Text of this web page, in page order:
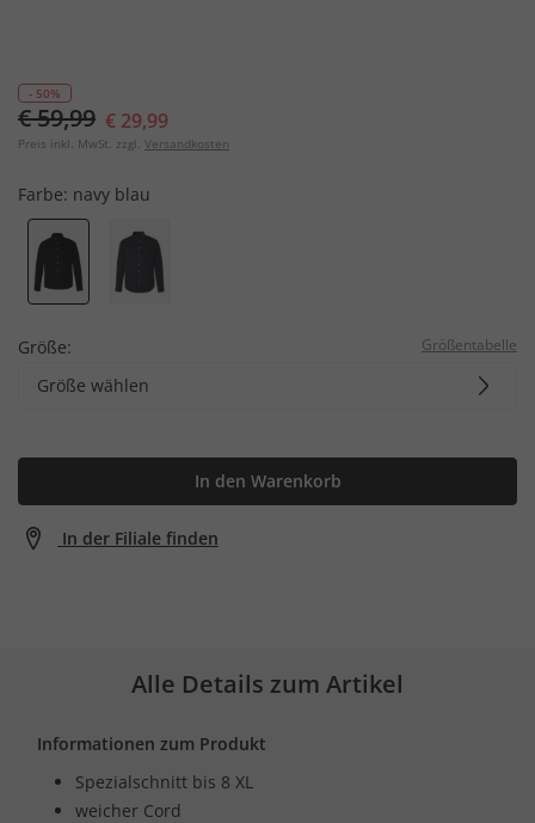
- 50%
€ 59,99 € 29,99
Preis inkl. MwSt. zzgl. Versandkosten
Farbe: navy blau
Größe: Größentabelle
Größe wählen
In den Warenkorb
In der Filiale finden
Alle Details zum Artikel
Informationen zum Produkt
Spezialschnitt bis 8 XL
weicher Cord